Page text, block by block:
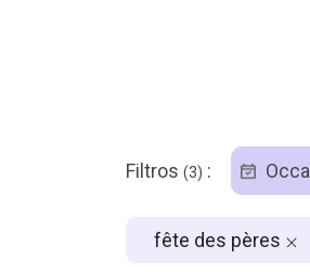
Filtros (3) :
fête des pères